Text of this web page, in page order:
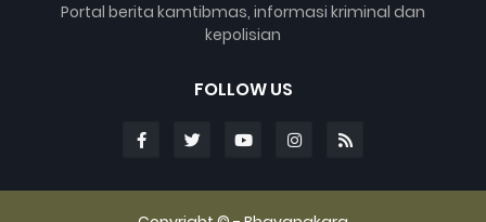
Portal berita kamtibmas, informasi kriminal dan
kepolisian
FOLLOW US